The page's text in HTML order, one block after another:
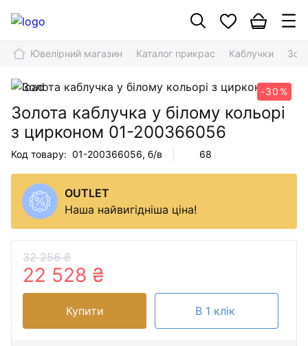
Ювелірний магазин Каталог прикрас Каблучки
-30%
Золота каблучка у білому кольорі
з цирконом 01-200366056
Код товару: 01-200366056, б/в 68
OUTLET
Наша найвигідніша ціна!
32 256 ₴
22 528 ₴
Купити В 1 клік